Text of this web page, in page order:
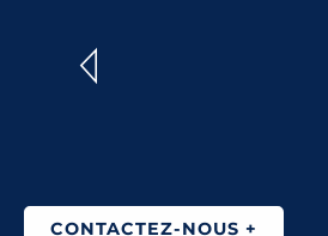
LIRE LA SUITE
CONTACTEZ-NOUS +